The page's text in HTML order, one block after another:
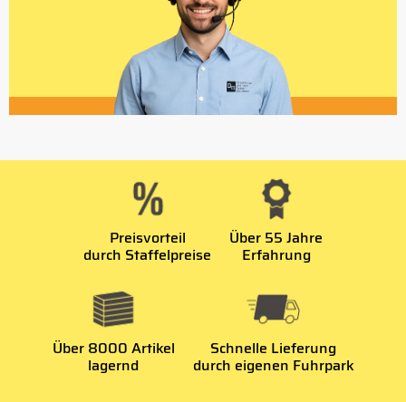
Preisvorteil
durch Staffelpreise
Über 55 Jahre
Erfahrung
Über 8000 Artikel
lagernd
Schnelle Lieferung
durch eigenen Fuhrpark